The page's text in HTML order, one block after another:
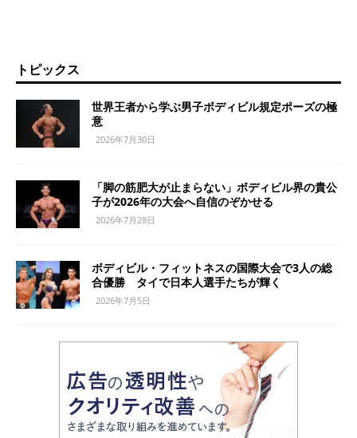
トピックス
世界王者から学ぶ男子ボディビル規定ポーズの極
意
2026年7月30日
「脚の筋肥大が止まらない」ボディビル界の貴公
子が2026年の大会へ自信のぞかせる
2026年7月28日
ボディビル・フィットネスの国際大会で3人の総
合優勝 タイで日本人選手たちが輝く
2026年7月5日